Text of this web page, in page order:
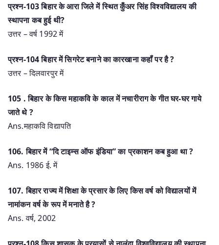
प्रश्न-103 बिहार के आरा जिले में स्थित कुँअर सिंह विश्वविद्यालय की
स्थापना कब हुई थी?
उत्तर – वर्ष 1992 में
प्रश्न-104 बिहार में सिगरेट बनाने का कारखाना कहॉं पर है ?
उत्तर – दिलवारपुर में
105 . बिहार के किस महाकवि के काल में नचारीराग के गीत घर-घर गाये
जाते थे ?
Ans.महाकवि विद्यापति
106. बिहार में “दि टाइम्स ऑफ इंडिया” का प्रकाशन कब हुआ था ?
Ans. 1986 ई. में
107. बिहार राज्य में शिक्षा के प्रसार के लिए किस वर्ष को विद्यालयों में
नामांकन वर्ष के रूप में मनाते है ?
Ans. वर्ष, 2002